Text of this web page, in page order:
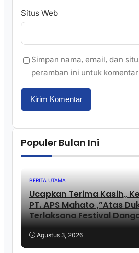
Situs Web
Simpan nama, email, dan
peramban ini untuk
Populer Bulan Ini
BERITA UTAMA
Ucapkan Terima Kasih,,
PT. APS Mahato ,”Atas
Terlaksana Festival
KM 21 ,, lni Ungkapan
Agustus 3, 2026